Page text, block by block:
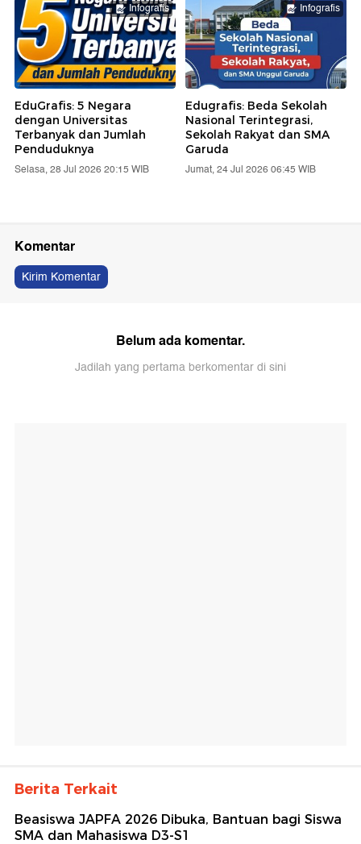
Infografis
EduGrafis: 5 Negara
dengan Universitas
Terbanyak dan Jumlah
Penduduknya
Selasa, 28 Jul 2026 20:15 WIB
Infografis
Edugrafis: Beda Sekolah
Nasional Terintegrasi,
Sekolah Rakyat dan SMA
Garuda
Jumat, 24 Jul 2026 06:45 WIB
Komentar
Kirim Komentar
Belum ada komentar.
Jadilah yang pertama berkomentar di sini
Berita Terkait
Beasiswa JAPFA 2026 Dibuka, Bantuan bagi Siswa
SMA dan Mahasiswa D3-S1